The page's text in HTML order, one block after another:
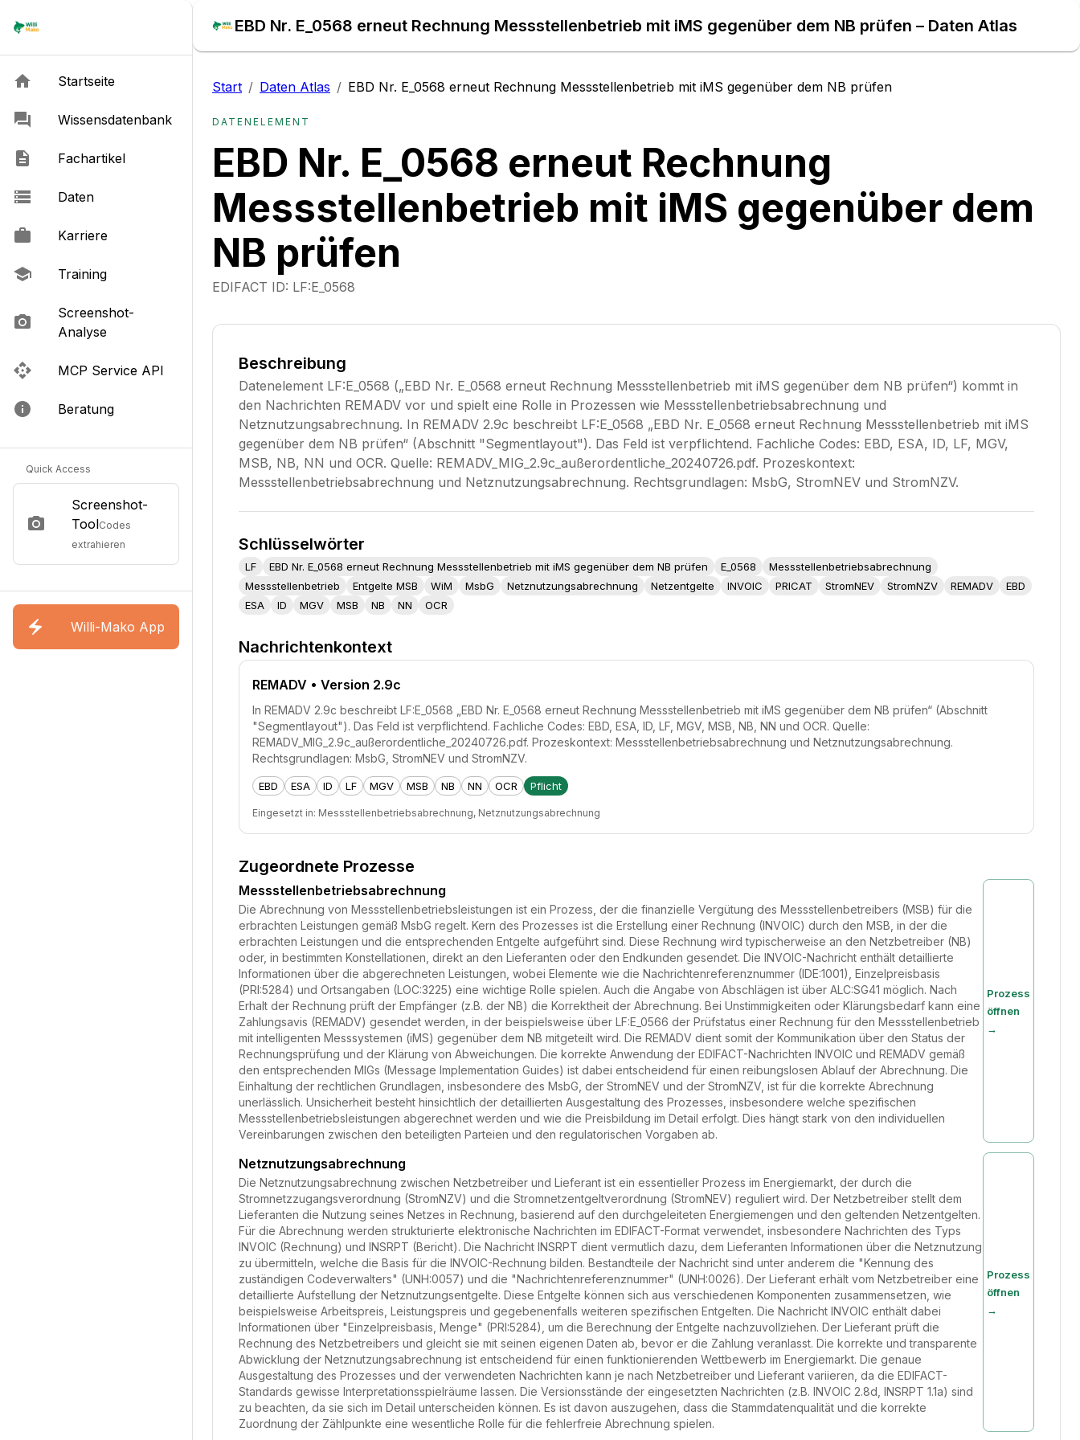
EBD Nr. E_0568 erneut Rechnung Messstellenbetrieb mit iMS gegenüber dem NB prüfen – Daten Atlas
Startseite
Wissensdatenbank
Fachartikel
Daten
Karriere
Training
Screenshot-
Analyse
MCP Service API
Beratung
Quick Access
Screenshot-
ToolCodes
extrahieren
Willi-Mako App
Start / Daten Atlas / EBD Nr. E_0568 erneut Rechnung Messstellenbetrieb mit iMS gegenüber dem NB prüfen
DATENELEMENT
EBD Nr. E_0568 erneut Rechnung
Messstellenbetrieb mit iMS gegenüber dem
NB prüfen
EDIFACT ID: LF:E_0568
Beschreibung
Datenelement LF:E_0568 („EBD Nr. E_0568 erneut Rechnung Messstellenbetrieb mit iMS gegenüber dem NB prüfen“) kommt in
den Nachrichten REMADV vor und spielt eine Rolle in Prozessen wie Messstellenbetriebsabrechnung und
Netznutzungsabrechnung. In REMADV 2.9c beschreibt LF:E_0568 „EBD Nr. E_0568 erneut Rechnung Messstellenbetrieb mit iMS
gegenüber dem NB prüfen“ (Abschnitt "Segmentlayout"). Das Feld ist verpflichtend. Fachliche Codes: EBD, ESA, ID, LF, MGV,
MSB, NB, NN und OCR. Quelle: REMADV_MIG_2.9c_außerordentliche_20240726.pdf. Prozeskontext:
Messstellenbetriebsabrechnung und Netznutzungsabrechnung. Rechtsgrundlagen: MsbG, StromNEV und StromNZV.
Schlüsselwörter
LF EBD Nr. E_0568 erneut Rechnung Messstellenbetrieb mit iMS gegenüber dem NB prüfen E_0568
Messstellenbetriebsabrechnung
Messstellenbetrieb
Entgelte MSB WiM MsbG Netznutzungsabrechnung Netzentgelte INVOIC PRICAT StromNEV StromNZV REMADV
EBD
ESA
ID MGV MSB NB NN OCR
Nachrichtenkontext
REMADV • Version 2.9c
In REMADV 2.9c beschreibt LF:E_0568 „EBD Nr. E_0568 erneut Rechnung Messstellenbetrieb mit iMS gegenüber dem NB prüfen“ (Abschnitt
"Segmentlayout"). Das Feld ist verpflichtend. Fachliche Codes: EBD, ESA, ID, LF, MGV, MSB, NB, NN und OCR. Quelle:
REMADV_MIG_2.9c_außerordentliche_20240726.pdf. Prozeskontext: Messstellenbetriebsabrechnung und Netznutzungsabrechnung.
Rechtsgrundlagen: MsbG, StromNEV und StromNZV.
EBD ESA ID LF MGV MSB NB NN OCR Pflicht
Eingesetzt in: Messstellenbetriebsabrechnung, Netznutzungsabrechnung
Zugeordnete Prozesse
Messstellenbetriebsabrechnung
Die Abrechnung von Messstellenbetriebsleistungen ist ein Prozess, der die finanzielle Vergütung des Messstellenbetreibers (MSB) für die
erbrachten Leistungen gemäß MsbG regelt. Kern des Prozesses ist die Erstellung einer Rechnung (INVOIC) durch den MSB, in der die
erbrachten Leistungen und die entsprechenden Entgelte aufgeführt sind. Diese Rechnung wird typischerweise an den Netzbetreiber (NB)
oder, in bestimmten Konstellationen, direkt an den Lieferanten oder den Endkunden gesendet. Die INVOIC-Nachricht enthält detaillierte
Informationen über die abgerechneten Leistungen, wobei Elemente wie die Nachrichtenreferenznummer (IDE:1001), Einzelpreisbasis
(PRI:5284) und Ortsangaben (LOC:3225) eine wichtige Rolle spielen. Auch die Angabe von Abschlägen ist über ALC:SG41 möglich. Nach
Erhalt der Rechnung prüft der Empfänger (z.B. der NB) die Korrektheit der Abrechnung. Bei Unstimmigkeiten oder Klärungsbedarf kann eine
Zahlungsavis (REMADV) gesendet werden, in der beispielsweise über LF:E_0566 der Prüfstatus einer Rechnung für den Messstellenbetrieb
mit intelligenten Messsystemen (iMS) gegenüber dem NB mitgeteilt wird. Die REMADV dient somit der Kommunikation über den Status der
Rechnungsprüfung und der Klärung von Abweichungen. Die korrekte Anwendung der EDIFACT-Nachrichten INVOIC und REMADV gemäß
den entsprechenden MIGs (Message Implementation Guides) ist dabei entscheidend für einen reibungslosen Ablauf der Abrechnung. Die
Einhaltung der rechtlichen Grundlagen, insbesondere des MsbG, der StromNEV und der StromNZV, ist für die korrekte Abrechnung
unerlässlich. Unsicherheit besteht hinsichtlich der detaillierten Ausgestaltung des Prozesses, insbesondere welche spezifischen
Messstellenbetriebsleistungen abgerechnet werden und wie die Preisbildung im Detail erfolgt. Dies hängt stark von den individuellen
Vereinbarungen zwischen den beteiligten Parteien und den regulatorischen Vorgaben ab.
Prozess
öffnen
→
Netznutzungsabrechnung
Die Netznutzungsabrechnung zwischen Netzbetreiber und Lieferant ist ein essentieller Prozess im Energiemarkt, der durch die
Stromnetzzugangsverordnung (StromNZV) und die Stromnetzentgeltverordnung (StromNEV) reguliert wird. Der Netzbetreiber stellt dem
Lieferanten die Nutzung seines Netzes in Rechnung, basierend auf den durchgeleiteten Energiemengen und den geltenden Netzentgelten.
Für die Abrechnung werden strukturierte elektronische Nachrichten im EDIFACT-Format verwendet, insbesondere Nachrichten des Typs
INVOIC (Rechnung) und INSRPT (Bericht). Die Nachricht INSRPT dient vermutlich dazu, dem Lieferanten Informationen über die Netznutzung
zu übermitteln, welche die Basis für die INVOIC-Rechnung bilden. Bestandteile der Nachricht sind unter anderem die "Kennung des
zuständigen Codeverwalters" (UNH:0057) und die "Nachrichtenreferenznummer" (UNH:0026). Der Lieferant erhält vom Netzbetreiber eine
detaillierte Aufstellung der Netznutzungsentgelte. Diese Entgelte können sich aus verschiedenen Komponenten zusammensetzen, wie
beispielsweise Arbeitspreis, Leistungspreis und gegebenenfalls weiteren spezifischen Entgelten. Die Nachricht INVOIC enthält dabei
Informationen über "Einzelpreisbasis, Menge" (PRI:5284), um die Berechnung der Entgelte nachzuvollziehen. Der Lieferant prüft die
Rechnung des Netzbetreibers und gleicht sie mit seinen eigenen Daten ab, bevor er die Zahlung veranlasst. Die korrekte und transparente
Abwicklung der Netznutzungsabrechnung ist entscheidend für einen funktionierenden Wettbewerb im Energiemarkt. Die genaue
Ausgestaltung des Prozesses und der verwendeten Nachrichten kann je nach Netzbetreiber und Lieferant variieren, da die EDIFACT-
Standards gewisse Interpretationsspielräume lassen. Die Versionsstände der eingesetzten Nachrichten (z.B. INVOIC 2.8d, INSRPT 1.1a) sind
zu beachten, da sie sich im Detail unterscheiden können. Es ist davon auszugehen, dass die Stammdatenqualität und die korrekte
Zuordnung der Zählpunkte eine wesentliche Rolle für die fehlerfreie Abrechnung spielen.
Prozess
öffnen
→